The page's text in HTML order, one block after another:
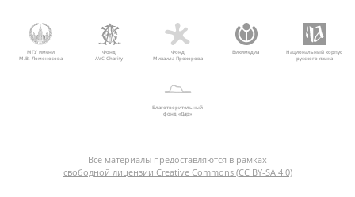
МГУ имени
М.В. Ломоносова
Фонд
AVC Charity
Фонд
Михаила Прохорова
Викимедиа
Национальный корпус
русского языка
Благотворительный
фонд «Дар»
Все материалы предоставляются в рамках
свободной лицензии Creative Commons (CC BY-SA 4.0)